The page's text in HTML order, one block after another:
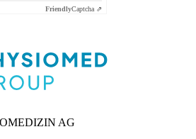
FriendlyCaptcha ⇗
AG